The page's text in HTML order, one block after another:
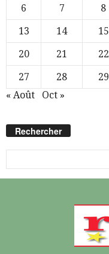
6
7 8
13
14 15
20
21 22
27
28 29
« Août
Oct »
Rechercher